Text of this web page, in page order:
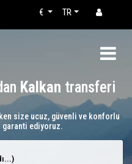
TR
€
Kalkan transferi
size ucuz, güvenli ve konforlu
garanti ediyoruz.